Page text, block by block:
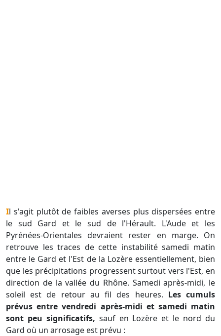
Il s'agit plutôt de faibles averses plus dispersées entre
le sud Gard et le sud de l'Hérault. L'Aude et les
Pyrénées-Orientales devraient rester en marge. On
retrouve les traces de cette instabilité samedi matin
entre le Gard et l'Est de la Lozère essentiellement, bien
que les précipitations progressent surtout vers l'Est, en
direction de la vallée du Rhône. Samedi après-midi, le
soleil est de retour au fil des heures. Les cumuls
prévus entre vendredi après-midi et samedi matin
sont peu significatifs, sauf en Lozère et le nord du
Gard où un arrosage est prévu :